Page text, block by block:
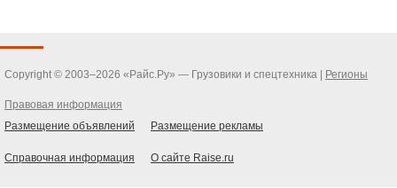
Copyright © 2003–2026 «Райс.Ру» — Грузовики и спецтехника | Регионы
Правовая информация
Размещение объявлений
Размещение рекламы
Справочная информация О сайте Raise.ru